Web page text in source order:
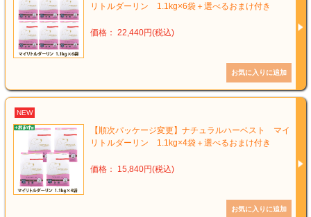
リトルダーリン 1.1kg×6袋＋選べるおまけ付き
価格： 22,440円(税込)
NEW
【順次パッケージ変更】ナチュラルハーベスト マイ
リトルダーリン 1.1kg×4袋＋選べるおまけ付き
価格： 15,840円(税込)